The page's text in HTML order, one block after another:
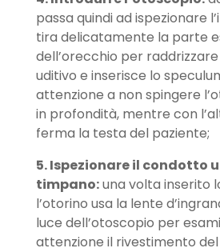
passa quindi ad ispezionare
tira delicatamente la parte
dell’orecchio per
uditivo e inserisce lo
attenzione a non spingere
in profondità, mentre con
ferma la testa del paziente;
5. Ispezionare il condotto
timpano:una volta inserito
l’otorino usa la lente
luce dell’otoscopio per
attenzione il rivestimento